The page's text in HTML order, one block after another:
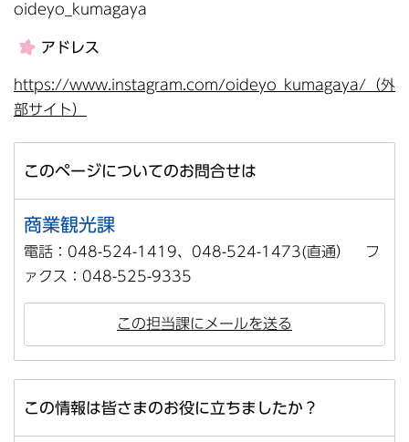
oideyo_kumagaya
アドレス
https://www.instagram.com/oideyo_kumagaya/（外
部サイト）
このページについてのお問合せは
商業観光課
電話：048-524-1419、048-524-1473(直通） フ
ァクス：048-525-9335
この担当課にメールを送る
この情報は皆さまのお役に立ちましたか？